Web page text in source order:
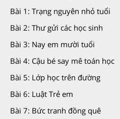
Bài 1: Trạng nguyên nhỏ tuổi
Bài 2: Thư gửi các học sinh
Bài 3: Nay em mười tuổi
Bài 4: Cậu bé say mê toán học
Bài 5: Lớp học trên đường
Bài 6: Luật Trẻ em
Bài 7: Bức tranh đồng quê